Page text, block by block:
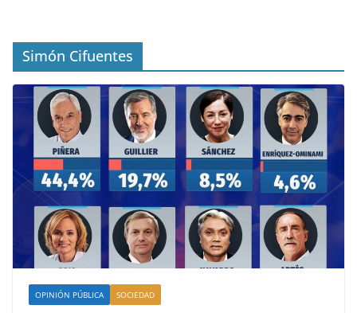
Simón Cifuentes
OPINIÓN PÚBLICA SOCIEDAD